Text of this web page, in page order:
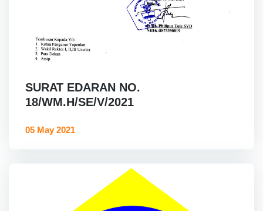
SURAT EDARAN NO.
18/WM.H/SE/V/2021
05 May 2021